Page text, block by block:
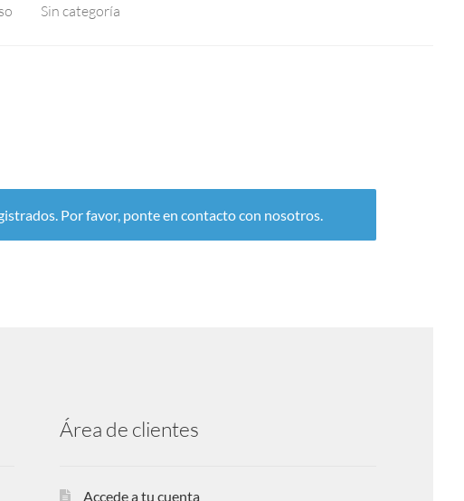
Sin categoría
Por favor, ponte en contacto con nosotros.
Área de clientes
Accede a tu cuenta